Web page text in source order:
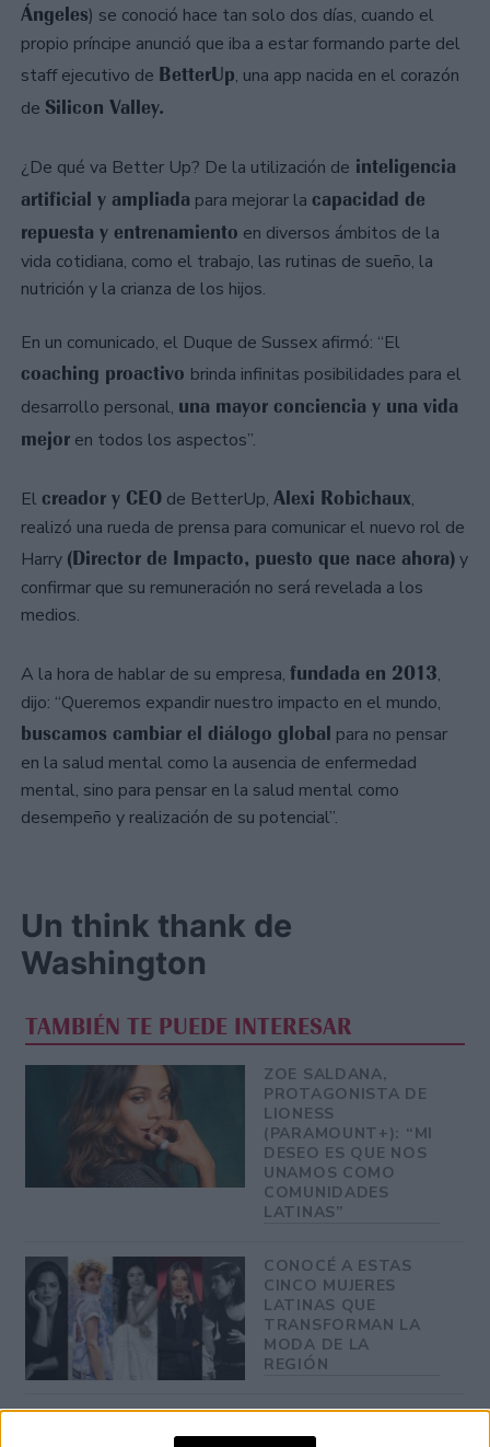
Ángeles) se conoció hace tan solo dos días, cuando el
propio príncipe anunció que iba a estar formando parte del
staff ejecutivo de BetterUp, una app nacida en el corazón
de Silicon Valley.
¿De qué va Better Up? De la utilización de inteligencia
artificial y ampliada para mejorar la capacidad de
repuesta y entrenamiento en diversos ámbitos de la
vida cotidiana, como el trabajo, las rutinas de sueño, la
nutrición y la crianza de los hijos.
En un comunicado, el Duque de Sussex afirmó: “El
coaching proactivo brinda infinitas posibilidades para el
desarrollo personal, una mayor conciencia y una vida
mejor en todos los aspectos”.
El creador y CEO de BetterUp, Alexi Robichaux,
realizó una rueda de prensa para comunicar el nuevo rol de
Harry (Director de Impacto, puesto que nace ahora)y
confirmar que su remuneración no será revelada a los
medios.
A la hora de hablar de su empresa, fundada en 2013,
dijo: “Queremos expandir nuestro impacto en el mundo,
buscamos cambiar el diálogo global para no pensar
en la salud mental como la ausencia de enfermedad
mental, sino para pensar en la salud mental como
desempeño y realización de su potencial”.
Un think thank de
Washington
TAMBIÉN TE PUEDE INTERESAR
ZOE SALDANA,
PROTAGONISTA DE
LIONESS
(PARAMOUNT+): “MI
DESEO ES QUE NOS
UNAMOS COMO
COMUNIDADES
LATINAS”
CONOCÉ A ESTAS
CINCO MUJERES
LATINAS QUE
TRANSFORMAN LA
MODA DE LA
REGIÓN
LA CASA DE LA
ARTISTA PARISINA